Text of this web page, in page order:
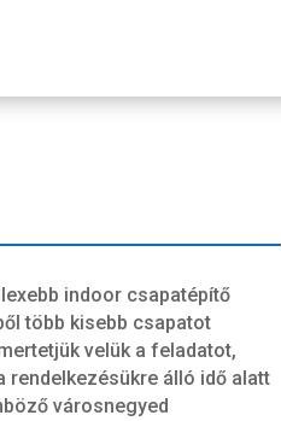
indoor csapatépítő
több kisebb csapatot
velük a feladatot,
rendelkezésükre álló idő alatt
városnegyed